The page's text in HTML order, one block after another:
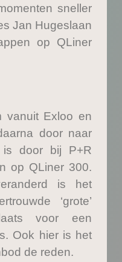
sneller
Jan Hugeslaan
op QLiner
vanuit Exloo en
door naar
is door bij P+R
op QLiner 300.
is het
‘grote’
voor een
Ook hier is het
de reden.